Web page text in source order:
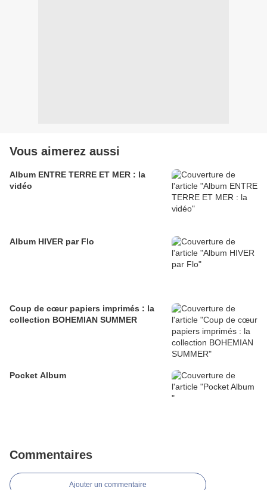
Vous aimerez aussi
Album ENTRE TERRE ET MER : la
vidéo
Album HIVER par Flo
Coup de cœur papiers imprimés : la
collection BOHEMIAN SUMMER
Pocket Album
Commentaires
Ajouter un commentaire